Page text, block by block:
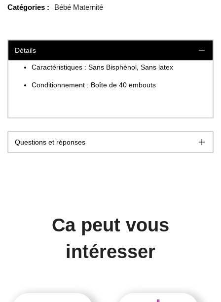
Catégories :
Bébé Maternité
Détails
Caractéristiques : Sans Bisphénol, Sans latex
Conditionnement : Boîte de 40 embouts
Questions et réponses
Ca peut vous
intéresser